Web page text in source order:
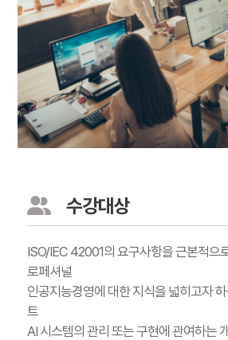
수강대상
ISO/IEC 42001의 요구사항을 근본적으
로페셔널
인공지능경영에 대한 지식을 넓히고자
트
AI 시스템의 관리 또는 구현에 관여하는